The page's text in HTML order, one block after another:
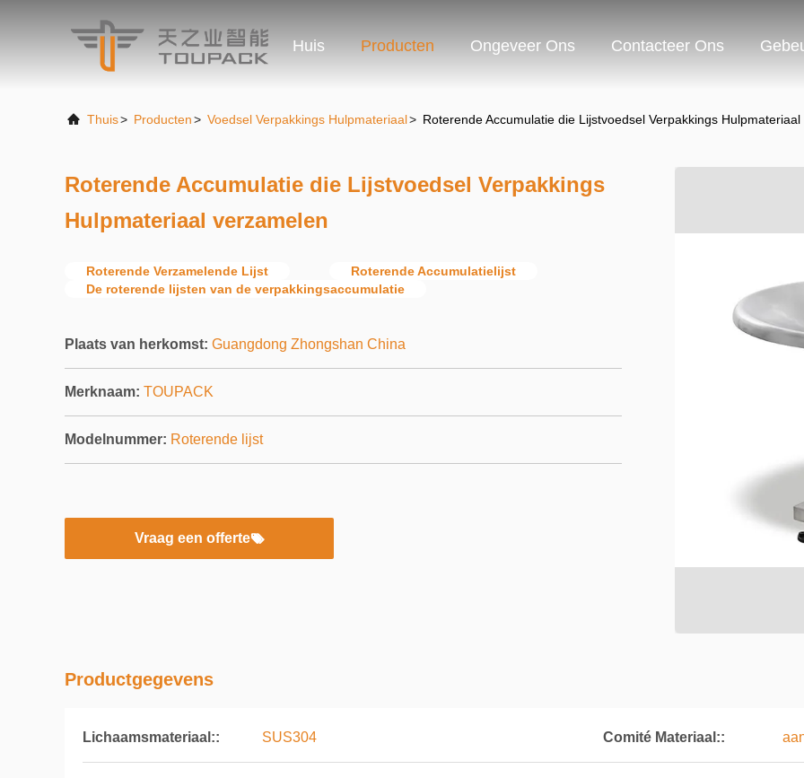
Huis Producten Ongeveer Ons Contacteer Ons
Thuis> Producten> Voedsel Verpakkings Hulpmateriaal> Roterende Accumulatie die Lijstvoedsel Verpakkings
Roterende Accumulatie die Lijstvoedsel Verpakkings
Hulpmateriaal verzamelen
Roterende Verzamelende Lijst
Roterende Accumulatielijst
De roterende lijsten van de verpakkingsaccumulatie
Plaats van herkomst: Guangdong Zhongshan China
Merknaam: TOUPACK
Modelnummer: Roterende lijst
Vraag een offerte
Productgegevens
Lichaamsmateriaal:: SUS304 Comité Materiaal::